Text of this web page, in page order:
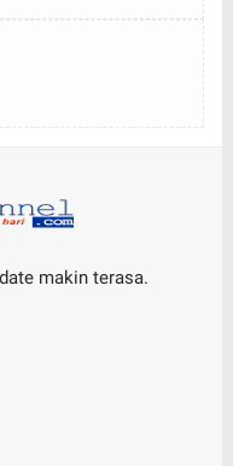
makin terasa.